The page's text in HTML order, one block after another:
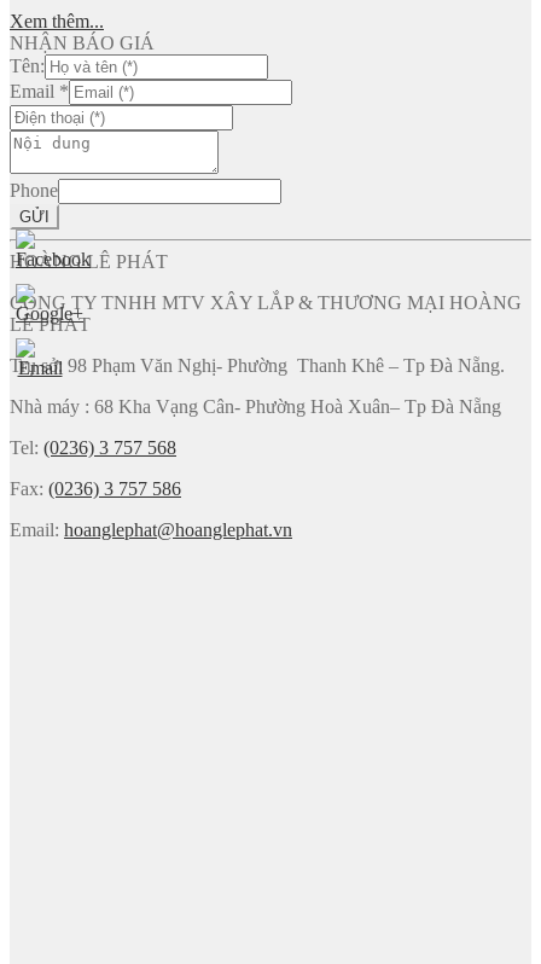
Xem thêm...
NHẬN BÁO GIÁ
Tên:
Email *
Phone
GỬI
HOÀNG LÊ PHÁT
CÔNG TY TNHH MTV XÂY LẮP & THƯƠNG MẠI HOÀNG
LÊ PHÁT
Trụ sở: 98 Phạm Văn Nghị- Phường Thanh Khê – Tp Đà Nẵng.
Nhà máy : 68 Kha Vạng Cân- Phường Hoà Xuân– Tp Đà Nẵng
Tel: (0236) 3 757 568
Fax: (0236) 3 757 586
Email: hoanglephat@hoanglephat.vn